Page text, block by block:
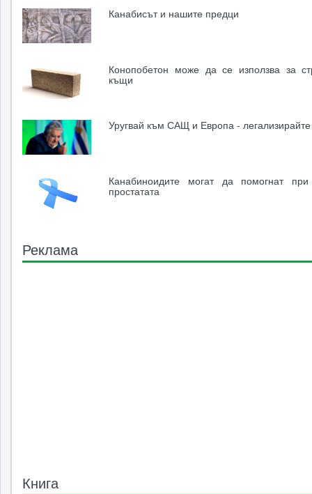
Канабисът и нашите предци
Конопобетон може да се използва за
къщи
Уругвай към САЩ и Европа -
Канабиноидите могат да помогнат
простатата
Реклама
Книга